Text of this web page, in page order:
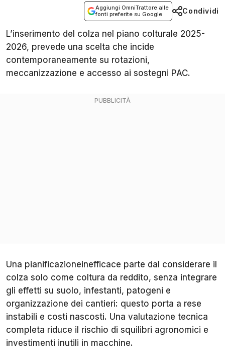
Aggiungi OmniTrattore alle
fonti preferite su Google
Condividi
L’inserimento del colza nel piano colturale 2025-
2026, prevede una scelta che incide
contemporaneamente su rotazioni,
meccanizzazione e accesso ai sostegni PAC.
Una pianificazioneinefficace parte dal considerare il
colza solo come coltura da reddito, senza integrare
gli effetti su suolo, infestanti, patogeni e
organizzazione dei cantieri: questo porta a rese
instabili e costi nascosti. Una valutazione tecnica
completa riduce il rischio di squilibri agronomici e
investimenti inutili in macchine.